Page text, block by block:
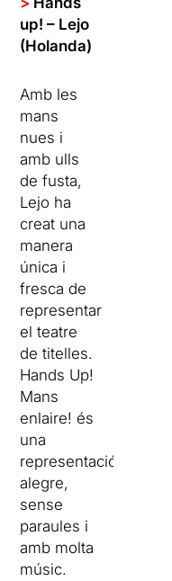
up! – Lejo
(Holanda)
Amb les
mans
nues i
amb ulls
de fusta,
Lejo ha
creat una
manera
única i
fresca de
representar
el teatre
de titelles.
Hands Up!
Mans
enlaire! és
una
representació
alegre,
sense
paraules i
amb molta
músic.